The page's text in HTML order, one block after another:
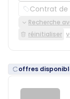
Contrat de
Recherche
réinitialiser
offres